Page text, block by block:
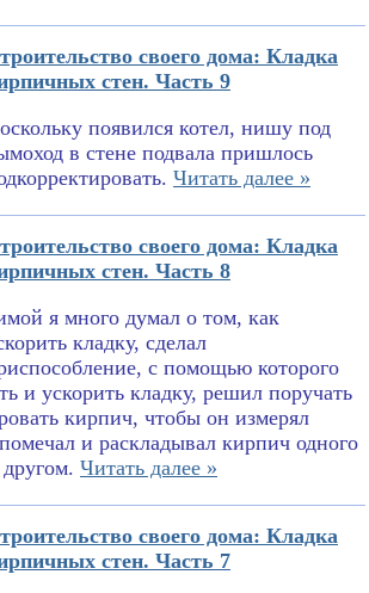
своего дома: Кладка
стен. Часть 9
появился котел, нишу под
в стене подвала пришлось
Читать далее »
своего дома: Кладка
стен. Часть 8
я много думал о том, как
кладку, сделал
с помощью которого
и ускорить кладку, решил поручать
кирпич, чтобы он измерял
и раскладывал кирпич одного
Читать далее »
своего дома: Кладка
стен. Часть 7